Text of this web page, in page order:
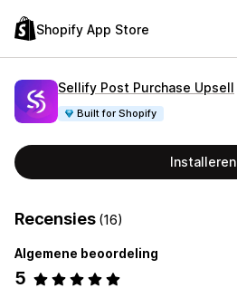
Shopify App Store
Sellify Post Purchase Upsell
Built for Shopify
Installeren
Recensies (16)
Algemene beoordeling
5